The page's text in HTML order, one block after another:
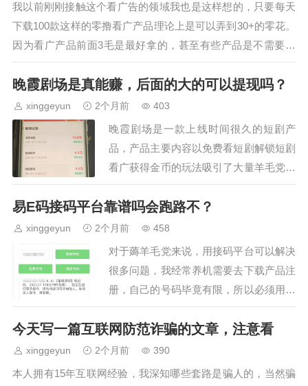
我以前刚刚接触这个看广告的领域我也是这样想的，只要每天
下载100款这样的零撸看广产品理论上是可以弄到30+的零花。
因为看广产品前面3毛是最好拿的，甚至有些产品是不需要看
广告的，新手引导就给你3毛，进去…
晚霞剧场是真能赚，后面的大的可以提现吗？
xinggeyun 2个月前 403
晚霞剧场是一款上线时间很久的短剧产
品，产品主要内容以免费看短剧解锁短剧
看广获得金币的玩法吸引了大量羊毛党用
户。该产品我的所有手机都玩过，看广告
基本就是25左右的收益，有些用户比较担
心大额提现，其实大可…
易E码接码平台靠谱吗会跑路不？
xinggeyun 2个月前 458
对于薅羊毛党来说，用接码平台可以解决
很多问题，我经常养机需要去下载产品注
册，自己的号码毕竟有限，所以必须用接
码平台。我之前用的椰子接码平台，有一
段时间未使用了，这个平台老地址是打不
开了的新地址我苦苦追…
今天写一篇互联网防范诈骗的文章，注意看
xinggeyun 2个月前 390
本人拥有15年互联网经验，我深知哪些套路是骗人的，当然骗